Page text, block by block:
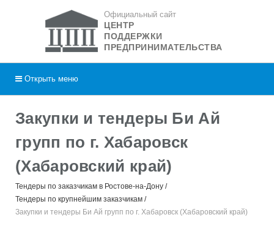
Официальный сайт
ЦЕНТР
ПОДДЕРЖКИ
ПРЕДПРИНИМАТЕЛЬСТВА
Открыть меню
Закупки и тендеры Би Ай
групп по г. Хабаровск
(Хабаровский край)
Тендеры по заказчикам в Ростове-на-Дону
Тендеры по крупнейшим заказчикам
Закупки и тендеры Би Ай групп по г. Хабаровск (Хабаровский край)